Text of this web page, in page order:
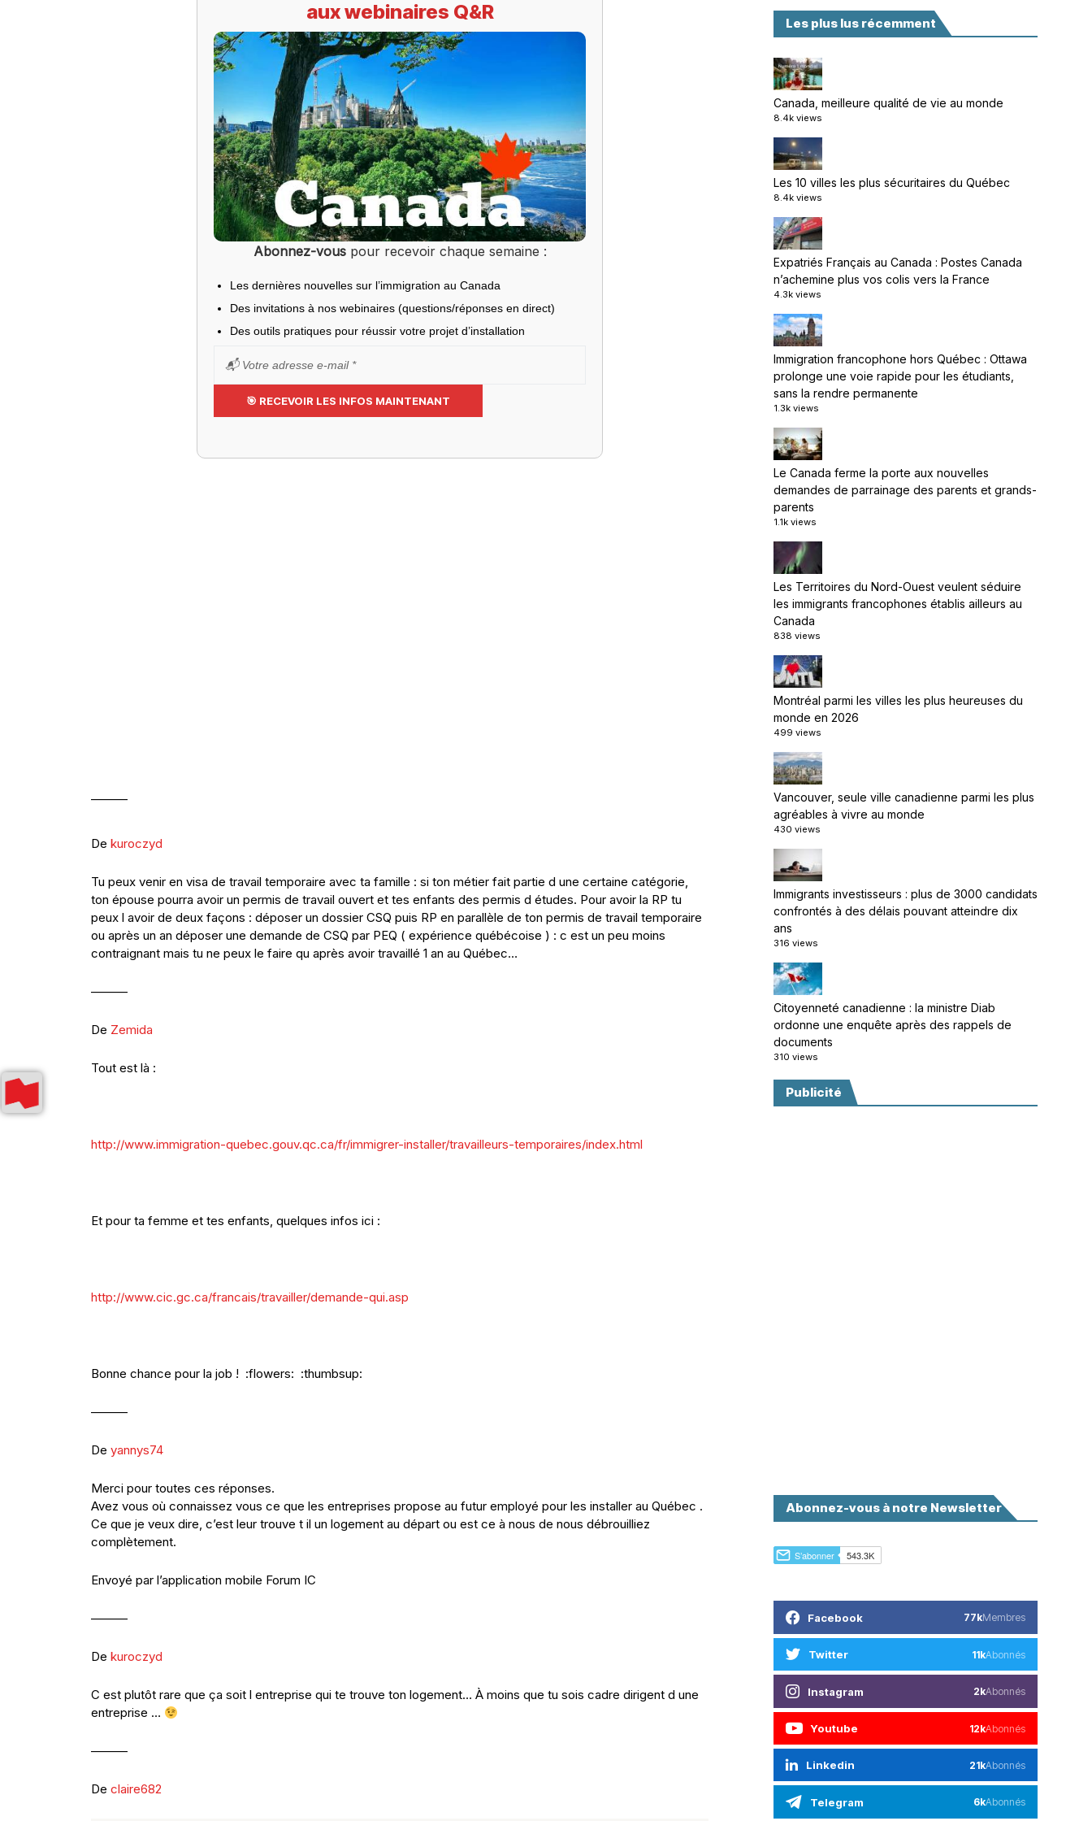
aux webinaires Q&R
Abonnez-vouspour recevoir chaque semaine :
Les dernières nouvelles sur l’immigration au Canada
Des invitations à nos webinaires (questions/réponses en direct)
Des outils pratiques pour réussir votre projet d’installation
———
De kuroczyd
Tu peux venir en visa de travail temporaire avec ta famille : si ton métier fait partie d une certaine catégorie,
ton épouse pourra avoir un permis de travail ouvert et tes enfants des permis d études. Pour avoir la RP tu
peux l avoir de deux façons : déposer un dossier CSQ puis RP en parallèle de ton permis de travail temporaire
ou après un an déposer une demande de CSQ par PEQ ( expérience québécoise ) : c est un peu moins
contraignant mais tu ne peux le faire qu après avoir travaillé 1 an au Québec…
———
De Zemida
Tout est là :
http://www.immigration-quebec.gouv.qc.ca/fr/immigrer-installer/travailleurs-temporaires/index.html
Et pour ta femme et tes enfants, quelques infos ici :
http://www.cic.gc.ca/francais/travailler/demande-qui.asp
Bonne chance pour la job ! :flowers: :thumbsup:
———
De yannys74
Merci pour toutes ces réponses.
Avez vous où connaissez vous ce que les entreprises propose au futur employé pour les installer au Québec .
Ce que je veux dire, c’est leur trouve t il un logement au départ ou est ce à nous de nous débrouilliez
complètement.
Envoyé par l’application mobile Forum IC
———
De kuroczyd
C est plutôt rare que ça soit l entreprise qui te trouve ton logement… À moins que tu sois cadre dirigent d une
entreprise …
———
De claire682
Les plus lus récemment
Canada, meilleure qualité de vie au monde
8.4k views
Les 10 villes les plus sécuritaires du Québec
8.4k views
Expatriés Français au Canada : Postes Canada
n’achemine plus vos colis vers la France
4.3k views
Immigration francophone hors Québec : Ottawa
prolonge une voie rapide pour les étudiants,
sans la rendre permanente
1.3k views
Le Canada ferme la porte aux nouvelles
demandes de parrainage des parents et grands-
parents
1.1k views
Les Territoires du Nord-Ouest veulent séduire
les immigrants francophones établis ailleurs au
Canada
838 views
Montréal parmi les villes les plus heureuses du
monde en 2026
499 views
Vancouver, seule ville canadienne parmi les plus
agréables à vivre au monde
430 views
Immigrants investisseurs : plus de 3000 candidats
confrontés à des délais pouvant atteindre dix
ans
316 views
Citoyenneté canadienne : la ministre Diab
ordonne une enquête après des rappels de
documents
310 views
Publicité
Abonnez-vous à notre Newsletter
Facebook 77kMembres
Twitter 11kAbonnés
Instagram 2kAbonnés
Youtube 12kAbonnés
Linkedin 21kAbonnés
Telegram 6kAbonnés